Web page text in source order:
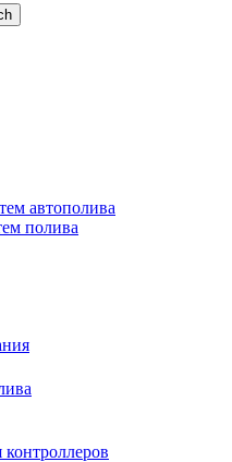
автополива
полива